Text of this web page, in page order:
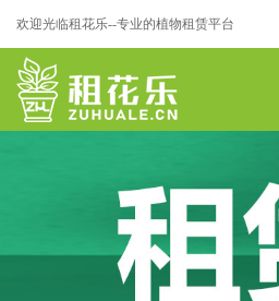
欢迎光临租花乐--专业的植物租赁平台